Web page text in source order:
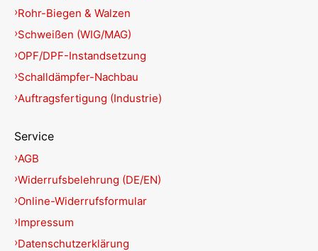
Rohr-Biegen & Walzen
Schweißen (WIG/MAG)
OPF/DPF-Instandsetzung
Schalldämpfer-Nachbau
Auftragsfertigung (Industrie)
Service
AGB
Widerrufsbelehrung (DE/EN)
Online-Widerrufsformular
Impressum
Datenschutzerklärung